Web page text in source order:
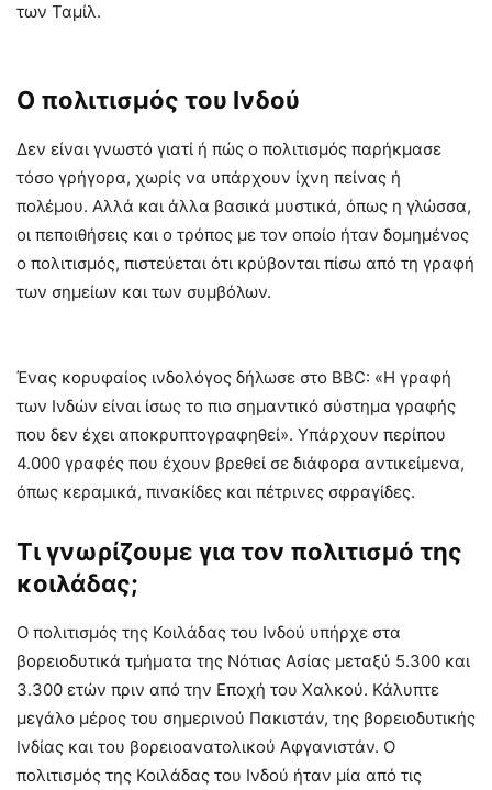
των Ταμίλ.
Ο πολιτισμός του Ινδού
Δεν είναι γνωστό γιατί ή πώς ο πολιτισμός παρήκμασε
τόσο γρήγορα, χωρίς να υπάρχουν ίχνη πείνας ή
πολέμου. Αλλά και άλλα βασικά μυστικά, όπως η γλώσσα,
οι πεποιθήσεις και ο τρόπος με τον οποίο ήταν δομημένος
ο πολιτισμός, πιστεύεται ότι κρύβονται πίσω από τη γραφή
των σημείων και των συμβόλων.
Ένας κορυφαίος ινδολόγος δήλωσε στο BBC: «Η γραφή
των Ινδών είναι ίσως το πιο σημαντικό σύστημα γραφής
που δεν έχει αποκρυπτογραφηθεί». Υπάρχουν περίπου
4.000 γραφές που έχουν βρεθεί σε διάφορα αντικείμενα,
όπως κεραμικά, πινακίδες και πέτρινες σφραγίδες.
Τι γνωρίζουμε για τον πολιτισμό της
κοιλάδας;
Ο πολιτισμός της Κοιλάδας του Ινδού υπήρχε στα
βορειοδυτικά τμήματα της Νότιας Ασίας μεταξύ 5.300 και
3.300 ετών πριν από την Εποχή του Χαλκού. Κάλυπτε
μεγάλο μέρος του σημερινού Πακιστάν, της βορειοδυτικής
Ινδίας και του βορειοανατολικού Αφγανιστάν. Ο
πολιτισμός της Κοιλάδας του Ινδού ήταν μία από τις